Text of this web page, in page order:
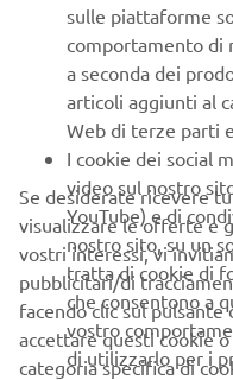
CORPORATE
B2B
PIÙ YAMAHA
SUPPORTO
sulle piattaforme
comportamento di
a seconda dei
articoli aggiunti al
Web di terze parti
I cookie dei social
video sul nostro
YouTube) e di
nostro sito, su un
tratta di cookie di
che consentono a
vostro
di utilizzarlo per i
Se desiderate ricevere
visualizzare le offerte e
vostri interessi, vi
pubblicitari/di
facendo clic sul
accettare questi cookie
categoria specifica di